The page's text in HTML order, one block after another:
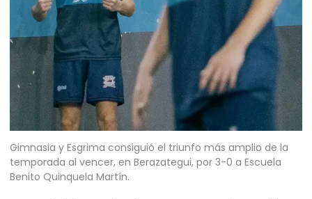
Gimnasia y Esgrima consiguió el triunfo más amplio de la
temporada al vencer, en Berazategui, por 3-0 a Escuela
Benito Quinquela Martín.